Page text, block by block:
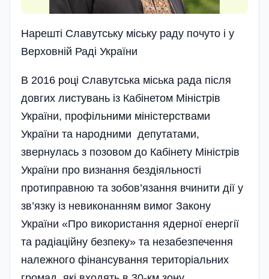
Нарешті Славутську міську раду почуто і у
Верховній Раді України
В 2016 році Славутська міська рада після
довгих листувань із Кабі­нетом Міністрів
України, профіль­ними міністерствами
України та народними­ депутатами,
звернулась з позовом до Кабінету Міністрів
України про визнання бездіяльності
протиправною та зобов’язання вчинити дії у
зв’язку із невиконанням вимог Закону
України «Про використання ядерної енергії
та радіаційну безпеку» та незабезпечення
належного фінансування територіальних